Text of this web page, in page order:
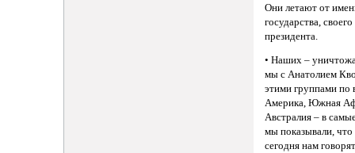
Они летают от
государства,
президента.
• Наших –
мы с Анатолием
этими группами по
Америка, Южная
Австралия – в
мы показывали,
сегодня нам